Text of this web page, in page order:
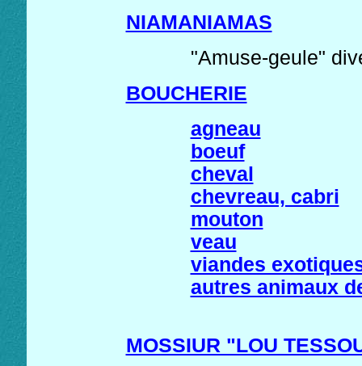
NIAMANIAMAS
"Amuse-geule"
BOUCHERIE
agneau
boeuf
cheval
chevreau, cabri
mouton
veau
viandes
autres animaux
MOSSIUR "LOU